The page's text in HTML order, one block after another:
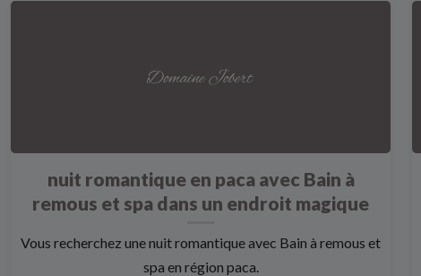
nuit romantique en paca avec Bain à
remous et spa dans un endroit magique
Vous recherchez une nuit romantique avec Bain à remous et
spa en région paca.